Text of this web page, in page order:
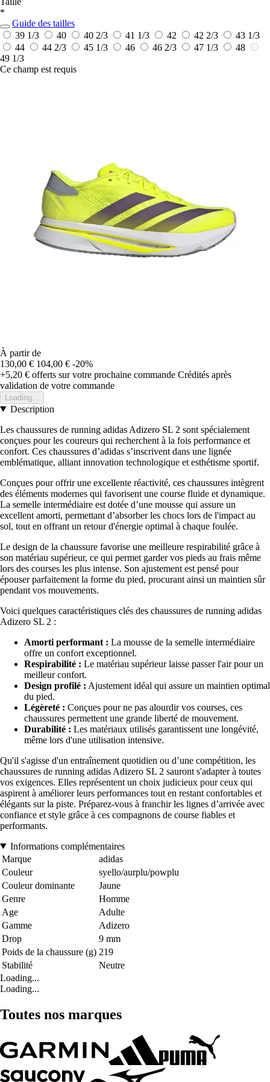
*
Guide des tailles
39 1/3
40 40 2/3 41 1/3 42 42 2/3
43 1/3
44
44 2/3 45 1/3 46 46 2/3 47 1/3
48
49 1/3
Ce champ est requis
À partir de
130,00 € 104,00 € -20%
+5,20 € offerts sur votre prochaine commande Crédités après
validation de votre commande
Loading...
Description
Les chaussures de running adidas Adizero SL 2 sont spécialement
conçues pour les coureurs qui recherchent à la fois performance et
confort. Ces chaussures d’adidas s’inscrivent dans une lignée
emblématique, alliant innovation technologique et esthétisme sportif.
Conçues pour offrir une excellente réactivité, ces chaussures intègrent
des éléments modernes qui favorisent une course fluide et dynamique.
La semelle intermédiaire est dotée d’une mousse qui assure un
excellent amorti, permettant d’absorber les chocs lors de l'impact au
sol, tout en offrant un retour d'énergie optimal à chaque foulée.
Le design de la chaussure favorise une meilleure respirabilité grâce à
son matériau supérieur, ce qui permet garder vos pieds au frais même
lors des courses les plus intense. Son ajustement est pensé pour
épouser parfaitement la forme du pied, procurant ainsi un maintien sûr
pendant vos mouvements.
Voici quelques caractéristiques clés des chaussures de running adidas
Adizero SL 2 :
Amorti performant : La mousse de la semelle intermédiaire
offre un confort exceptionnel.
Respirabilité : Le matériau supérieur laisse passer l'air pour un
meilleur confort.
Design profilé : Ajustement idéal qui assure un maintien optimal
du pied.
Légèreté : Conçues pour ne pas alourdir vos courses, ces
chaussures permettent une grande liberté de mouvement.
Durabilité : Les matériaux utilisés garantissent une longévité,
même lors d'une utilisation intensive.
Qu'il s'agisse d'un entraînement quotidien ou d’une compétition, les
chaussures de running adidas Adizero SL 2 sauront s'adapter à toutes
vos exigences. Elles représentent un choix judicieux pour ceux qui
aspirent à améliorer leurs performances tout en restant confortables et
élégants sur la piste. Préparez-vous à franchir les lignes d’arrivée avec
confiance et style grâce à ces compagnons de course fiables et
performants.
Informations complémentaires
Marque
adidas
Couleur
syello/aurplu/powplu
Couleur dominante
Jaune
Genre
Homme
Age
Adulte
Gamme
Adizero
Drop
9 mm
Poids de la chaussure (g) 219
Stabilité
Neutre
Loading...
Loading...
Toutes nos marques